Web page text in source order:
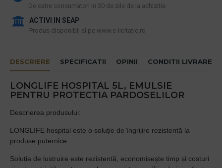
De catre consumatori in 30 de zile de la achizitie
ACTIVI IN SEAP
Produs disponibil si pe www.e-licitatie.ro
DESCRIERE SPECIFICATII OPINII CONDITII LIVRARE
LONGLIFE HOSPITAL 5L, EMULSIE
PENTRU PROTECTIA PARDOSELILOR
Descrierea produsului:
LONGLIFE hospital este o soluție de îngrijire rezistentă la
produse puternice.
Soluția de lustruire este rezistentă, economisește timp și costuri